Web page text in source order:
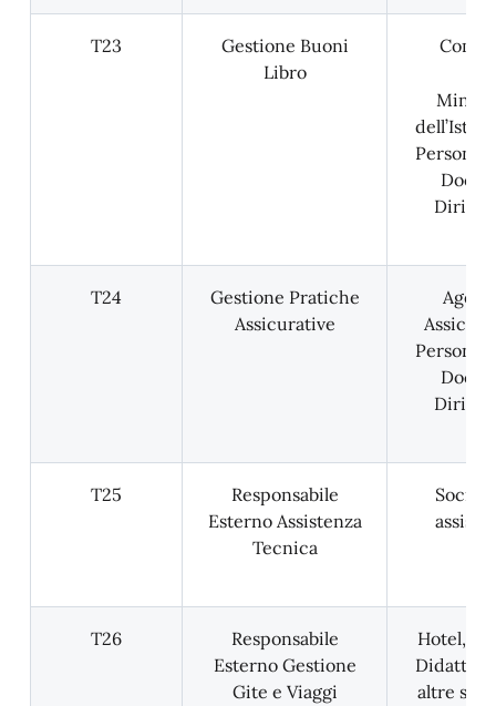
T23
Gestione Buoni
Libro
T24
Gestione Pratiche
Assicurative
T25
Responsabile
Esterno Assistenza
Tecnica
T26
Responsabile
Esterno Gestione
Gite e Viaggi
Hotel,
altre